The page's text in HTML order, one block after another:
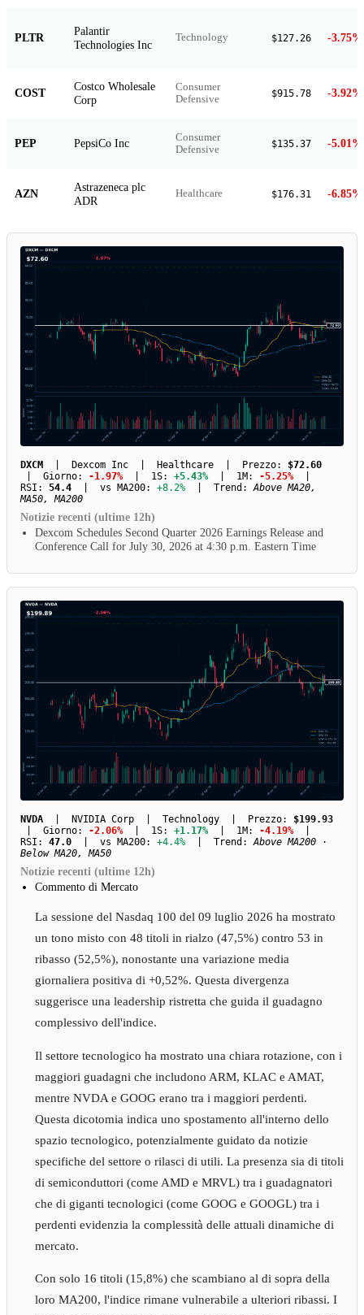
PLTR
Palantir
Technologies Inc
Technology $127.26 -3.75%
COST
Costco Wholesale
Corp
Consumer
Defensive
$915.78 -3.92%
PEP PepsiCo Inc
Consumer
Defensive
$135.37 -5.01%
AZN
Astrazeneca plc
ADR
Healthcare $176.31 -6.85%
DXCM | Dexcom Inc | Healthcare | Prezzo: $72.60
| Giorno: -1.97% | 1S: +5.43% | 1M: -5.25%
RSI: 54.4 | vs MA200: +8.2% | Trend: Above MA20,
MA50, MA200
Notizie recenti (ultime 12h)
Dexcom Schedules Second Quarter 2026 Earnings Release and
Conference Call for July 30, 2026 at 4:30 p.m. Eastern Time
NVDA | NVIDIA Corp | Technology | Prezzo: $199.93
| Giorno: -2.06% | 1S: +1.17% | 1M: -4.19%
RSI: 47.0 | vs MA200: +4.4% | Trend:Above MA200 ·
Below MA20, MA50
Notizie recenti (ultime 12h)
Commento di Mercato
La sessione del Nasdaq 100 del 09 luglio 2026 ha mostrato
un tono misto con 48 titoli in rialzo (47,5%) contro 53 in
ribasso (52,5%), nonostante una variazione media
giornaliera positiva di +0,52%. Questa divergenza
suggerisce una leadership ristretta che guida il guadagno
complessivo dell'indice.
Il settore tecnologico ha mostrato una chiara rotazione, con i
maggiori guadagni che includono ARM, KLAC e AMAT,
mentre NVDA e GOOG erano tra i maggiori perdenti.
Questa dicotomia indica uno spostamento all'interno dello
spazio tecnologico, potenzialmente guidato da notizie
specifiche del settore o rilasci di utili. La presenza sia di titoli
di semiconduttori (come AMD e MRVL) tra i guadagnatori
che di giganti tecnologici (come GOOG e GOOGL) tra i
perdenti evidenzia la complessità delle attuali dinamiche di
mercato.
Con solo 16 titoli (15,8%) che scambiano al di sopra della
loro MA200, l'indice rimane vulnerabile a ulteriori ribassi. I